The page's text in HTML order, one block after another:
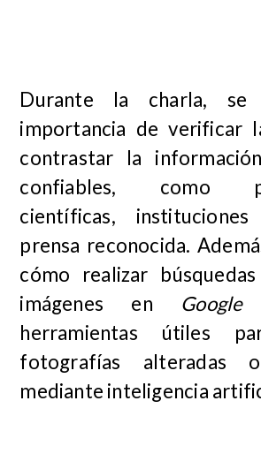
Durante la charla, se
importancia de verificar
contrastar la
confiables, como
científicas,
prensa reconocida.
cómo realizar
imágenes en Google
herramientas útiles
fotografías alteradas
mediante inteligencia